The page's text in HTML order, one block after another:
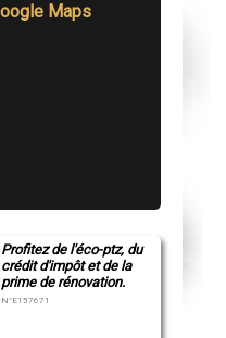
Maps
Profitez de l'éco-ptz, du
crédit d'impôt et de la
prime de rénovation.
N°E157671